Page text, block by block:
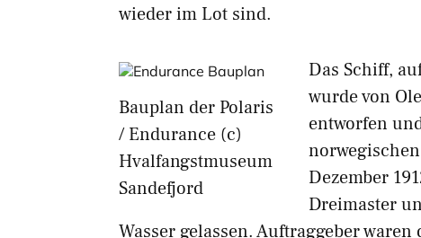
wieder im Lot sind.
Bauplan der Polaris
/ Endurance (c)
Hvalfangstmuseum
Sandefjord
Das Schiff,
wurde von
entworfen
Dezember
Dreimaster
Wasser gelassen. Auftraggeber